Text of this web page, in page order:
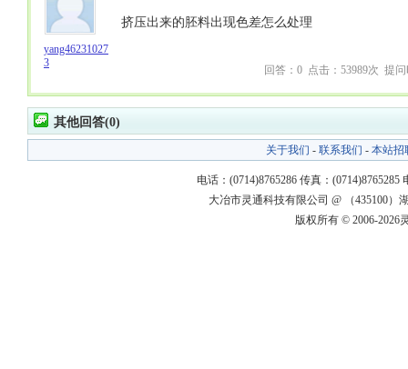
yang46231027
3
挤压出来的胚料出现色差怎么处理
回答：0 点击：53989次 提问
其他回答(0)
关于我们 - 联系我们 - 本站招
电话：(0714)8765286 传真：(0714)8765285
大冶市灵通科技有限公司 @ （435100
版权所有 © 2006-2026